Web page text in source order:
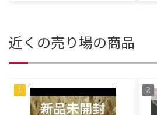
近くの売り場の商品